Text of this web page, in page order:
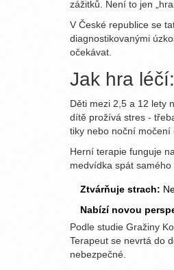
zážitků. Není to jen
V České republice se
diagnostikovanými
očekávat.
Jak hra
Děti mezi 2,5 a 12 lety
dítě prožívá stres -
tiky nebo noční
Herní terapie funguje
medvídka spát
Ztvárňuje strach:
Nabízí novou
Podle studie Gražiny
Terapeut se nevrtá do
nebezpečné.